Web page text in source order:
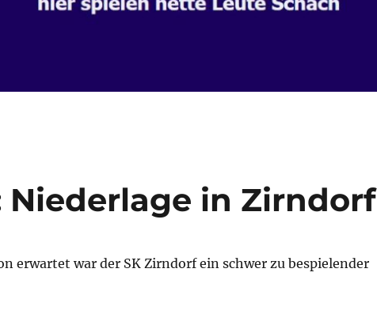
Niederlage in Zirndorf
erwartet war der SK Zirndorf ein schwer zu bespielender